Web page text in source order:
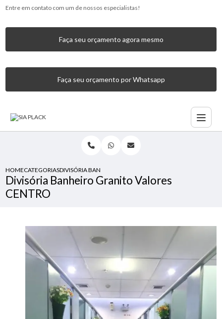
Entre em contato com um de nossos especialistas!
Faça seu orçamento agora mesmo
Faça seu orçamento por Whatsapp
HOMECATEGORIASDIVISÓRIA BANHEIRO GRANITO VALORES CENTRO
Divisória Banheiro Granito Valores
CENTRO